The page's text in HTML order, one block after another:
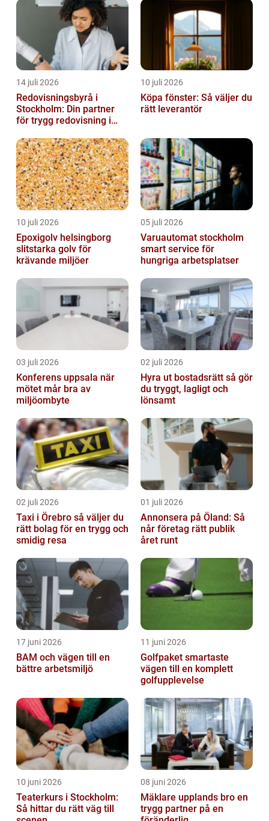
14 juli 2026
Redovisningsbyrå i
Stockholm: Din partner
för trygg redovisning i
10 juli 2026
Köpa fönster: Så väljer du
rätt leverantör
10 juli 2026
Epoxigolv helsingborg
slitstarka golv för
krävande miljöer
05 juli 2026
Varuautomat stockholm
smart service för
hungriga arbetsplatser
03 juli 2026
Konferens uppsala när
mötet mår bra av
miljöombyte
02 juli 2026
Hyra ut bostadsrätt så gör
du tryggt, lagligt och
lönsamt
02 juli 2026
Taxi i Örebro så väljer du
rätt bolag för en trygg och
smidig resa
01 juli 2026
Annonsera på Öland: Så
når företag rätt publik
året runt
17 juni 2026
BAM och vägen till en
bättre arbetsmiljö
11 juni 2026
Golfpaket smartaste
vägen till en komplett
golfupplevelse
10 juni 2026
Teaterkurs i Stockholm:
Så hittar du rätt väg till
08 juni 2026
Mäklare upplands bro en
trygg partner på en